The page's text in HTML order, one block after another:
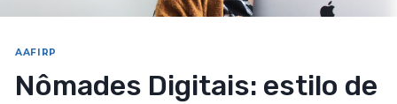
AAFIRP
Nômades Digitais: estilo de